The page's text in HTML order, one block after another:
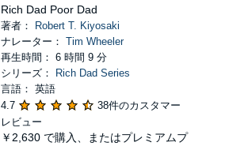
Rich Dad Poor Dad
著者：
Robert T. Kiyosaki
ナレーター： Tim Wheeler
再生時間： 6 時間 9 分
シリーズ：
Rich Dad Series
言語： 英語
4.7
38件のカスタマー
レビュー
￥2,630 で購入、またはプレミアムプ